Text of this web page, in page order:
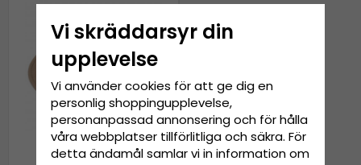
Vi skräddarsyr din
upplevelse
Vi använder cookies för att ge dig en
personlig shoppingupplevelse,
personanpassad annonsering och för hålla
våra webbplatser tillförlitliga och säkra. För
detta ändamål samlar vi in information om